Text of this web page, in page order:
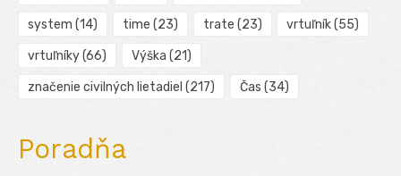
system (14) time (23) trate (23) vrtuľník(55)
vrtuľníky(66) Výška (21)
značenie civilných lietadiel (217) Čas (34)
Poradňa